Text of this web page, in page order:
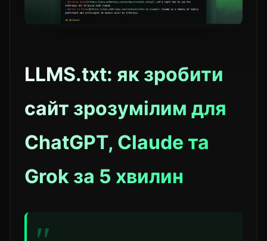
LLMS.txt: як зробити
сайт зрозумілим для
ChatGPT, Claude та
Grok за 5 хвилин